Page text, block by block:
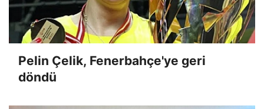
Pelin Çelik, Fenerbahçe'ye geri
döndü